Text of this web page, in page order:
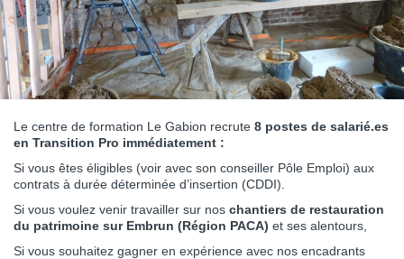
Le centre de formation Le Gabion recrute 8 postes de salarié.es
en Transition Pro immédiatement :
Si vous êtes éligibles (voir avec son conseiller Pôle Emploi) aux
contrats à durée déterminée d’insertion (CDDI).
Si vous voulez venir travailler sur nos chantiers de restauration
du patrimoine sur Embrun (Région PACA) et ses alentours,
Si vous souhaitez gagner en expérience avec nos encadrants